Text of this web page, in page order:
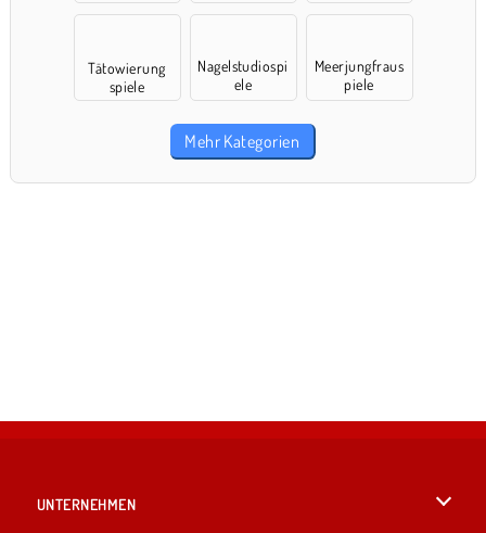
Tätowierung
spiele
Nagelstudiospi
ele
Meerjungfraus
piele
Mehr Kategorien
UNTERNEHMEN